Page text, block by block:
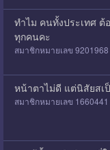
ทำไม คนทั้งประเทศ ต้
ทุกคนคะ
สมาชิกหมายเลข 9201968
หน้าตาไม่ดี แต่นิสัยสเ
สมาชิกหมายเลข 1660441